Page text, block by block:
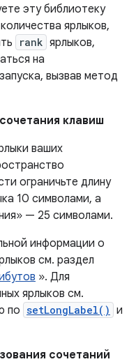
эту библиотеку
ярлыков,
rank ярлыков,
на
вызвав метод
клавиш
ваших
ограничьте длину
10 символами, а
— 25 символами.
информации о
см. раздел
». Для
ярлыков см.
по setLongLabel() и
сочетаний